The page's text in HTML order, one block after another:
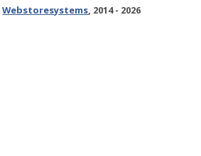
Webstoresystems, 2014 - 2026